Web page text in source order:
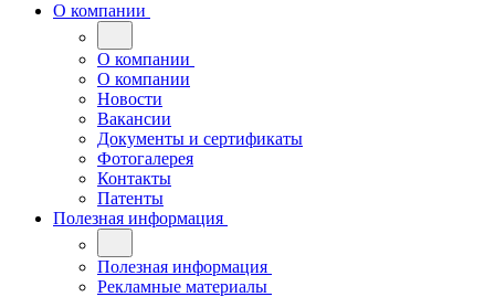
О компании
О компании
О компании
Новости
Вакансии
Документы и сертификаты
Фотогалерея
Контакты
Патенты
Полезная информация
Полезная информация
Рекламные материалы